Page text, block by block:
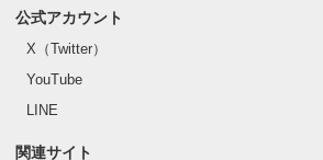
公式アカウント
X（Twitter）
YouTube
LINE
関連サイト